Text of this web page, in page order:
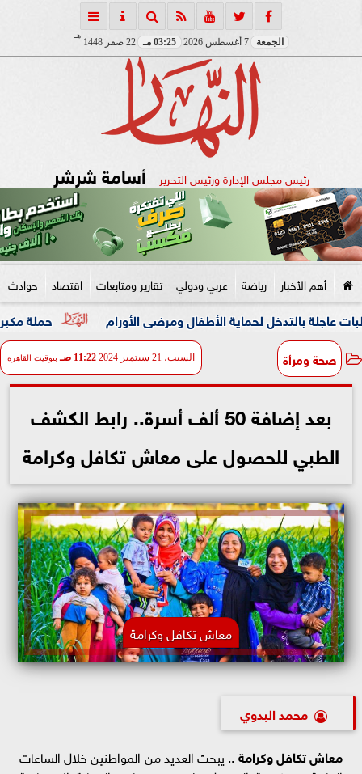
الجمعة 7 أغسطس 2026 03:25 مـ 22 صفر 1448
هـ
رئيس مجلس الإدارة ورئيس التحرير أسامة شرشر
أهم الأخبار رياضة عربي ودولي تقارير ومتابعات اقتصاد حوادث
حملة مكبرة تضبط 32 مخالفة تموينية وحالة إشغال بفرشوط لحماية الأطفال ومرضى الأورام
صحة ومرأة السبت، 21 سبتمبر 2024 11:22 صـ بتوقيت القاهرة
بعد إضافة 50 ألف أسرة.. رابط الكشف
الطبي للحصول على معاش تكافل وكرامة
معاش تكافل وكرامة
محمد البدوي
معاش تكافل وكرامة.. يبحث العديد من المواطنين خلال الساعات